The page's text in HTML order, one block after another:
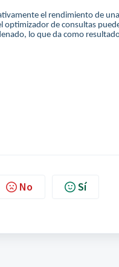
el rendimiento de
optimizador de consultas
lo que da como
No Sí